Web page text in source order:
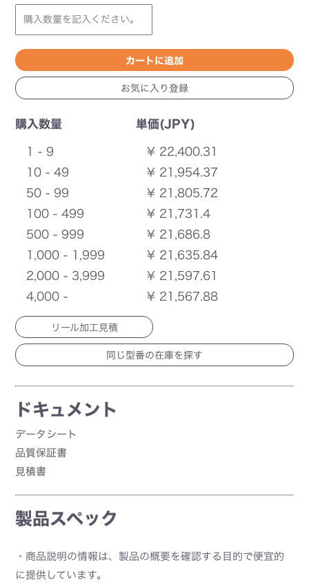
購入数量 単価(JPY)
1 - 9
¥ 22,400.31
10 - 49
¥ 21,954.37
50 - 99
¥ 21,805.72
100 - 499
¥ 21,731.4
500 - 999
¥ 21,686.8
1,000 - 1,999
¥ 21,635.84
2,000 - 3,999
¥ 21,597.61
4,000 -
¥ 21,567.88
リール加工見積
ドキュメント
データシート
品質保証書
見積書
製品スペック
・商品説明の情報は、製品の概要を確認する目的で便宜的
に提供しています。